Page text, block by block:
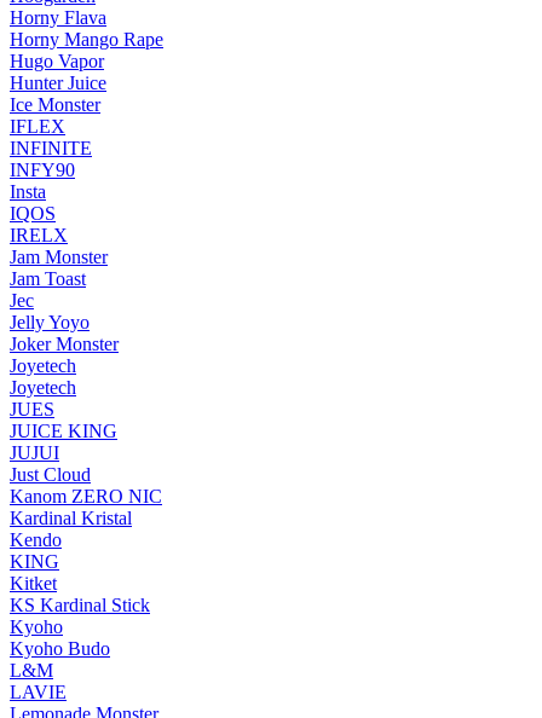
Horny Flava
Horny Mango Rape
Hugo Vapor
Hunter Juice
Ice Monster
IFLEX
INFINITE
INFY90
Insta
IQOS
IRELX
Jam Monster
Jam Toast
Jec
Jelly Yoyo
Joker Monster
Joyetech
Joyetech
JUES
JUICE KING
JUJUI
Just Cloud
Kanom ZERO NIC
Kardinal Kristal
Kendo
KING
Kitket
KS Kardinal Stick
Kyoho
Kyoho Budo
L&M
LAVIE